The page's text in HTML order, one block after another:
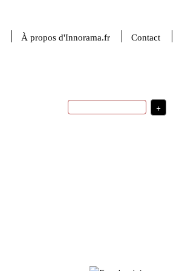
À propos d'Innorama.fr Contact
+